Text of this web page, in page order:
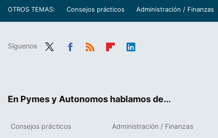
OTROS TEMAS: Consejos prácticos Administración / Finanzas
Síguenos
En Pymes y Autonomos hablamos de...
Consejos prácticos Administración / Finanzas